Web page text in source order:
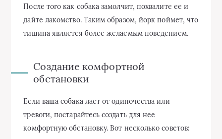
После того как собака замолчит, похвалите ее и
дайте лакомство. Таким образом, йорк поймет, что
тишина является более желаемым поведением.
Создание комфортной
обстановки
Если ваша собака лает от одиночества или
тревоги, постарайтесь создать для нее
комфортную обстановку. Вот несколько советов: